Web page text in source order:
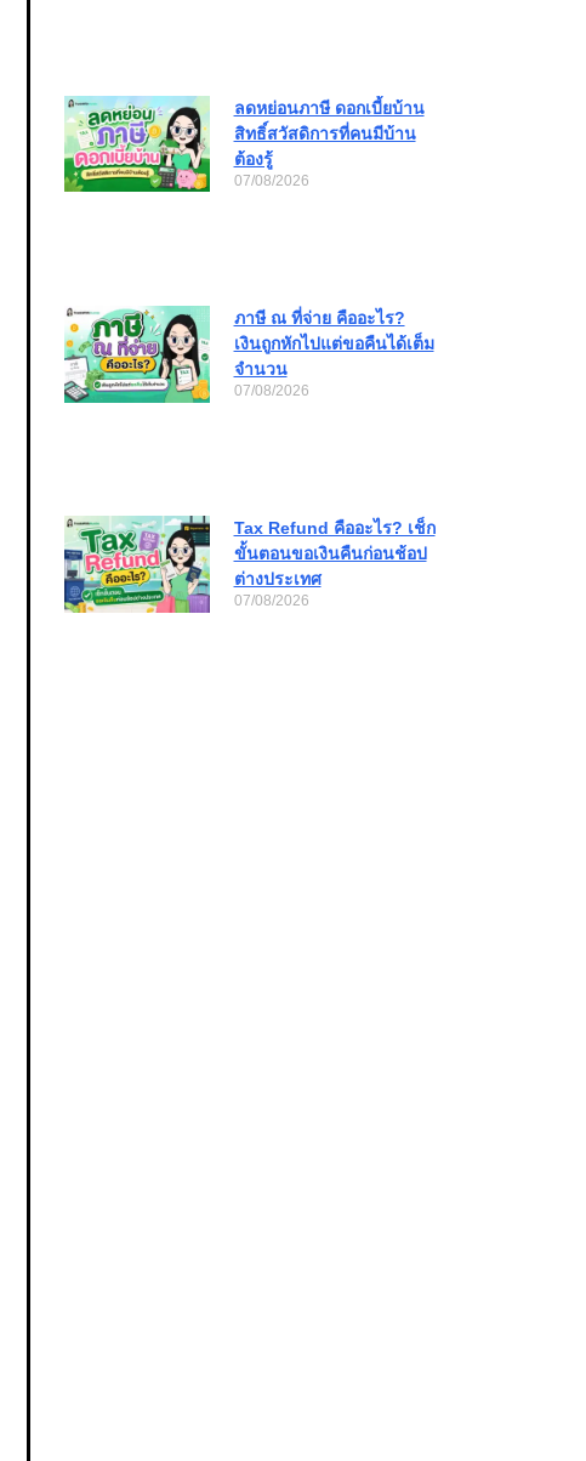
ลดหย่อนภาษี ดอกเบี้ยบ้าน
สิทธิ์สวัสดิการที่คนมีบ้าน
ต้องรู้
07/08/2026
ภาษี ณ ที่จ่าย คืออะไร?
เงินถูกหักไปแต่ขอคืนได้เต็ม
จำนวน
07/08/2026
Tax Refund คืออะไร? เช็ก
ขั้นตอนขอเงินคืนก่อนช้อป
ต่างประเทศ
07/08/2026